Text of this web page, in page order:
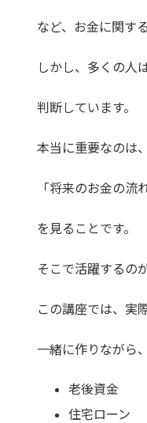
など、お金に関す
しかし、多くの人
判断しています。
本当に重要なのは、
「将来のお金の流れ
を見ることです。
そこで活躍するの
この講座では、実
一緒に作りながら、
老後資金
住宅ローン